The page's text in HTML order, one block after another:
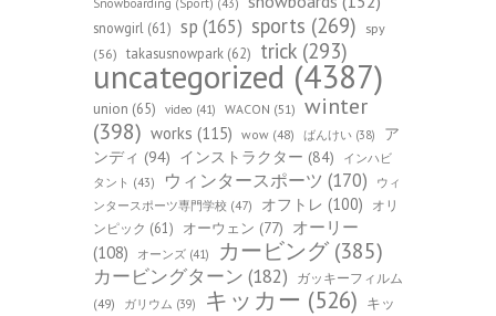
Snowboarding (Sport) (43)
snowgirl (61) sp (165) sports (269)
spy
(56) takasusnowpark (62) trick (293)
uncategorized (4387)
union (65) video (41) WACON (51) winter
(398) works (115) wow (48) ばんけい (38)
ア
ンディ (94) インストラクター (84)
インハビ
タント (43) ウィンタースポーツ (170)
ウィ
ンタースポーツ専門学校 (47) オフトレ (100)
オリ
ンピック (61) オーウェン (77) オーリー
(108)
オーンズ (41) カービング (385)
カービングターン (182)
ガッキーフィルム
(49)
ガリウム (39) キッカー (526) キッ